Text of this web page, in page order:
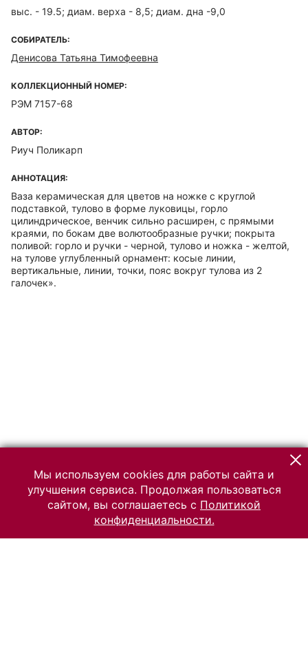
выс. - 19.5; диам. верха - 8,5; диам. дна -9,0
СОБИРАТЕЛЬ:
Денисова Татьяна Тимофеевна
КОЛЛЕКЦИОННЫЙ НОМЕР:
РЭМ 7157-68
АВТОР:
Риуч Поликарп
АННОТАЦИЯ:
Ваза керамическая для цветов на ножке с круглой
подставкой, тулово в форме луковицы, горло
цилиндрическое, венчик сильно расширен, с прямыми
краями, по бокам две волютообразные ручки; покрыта
поливой: горло и ручки - черной, тулово и ножка - желтой,
на тулове углубленный орнамент: косые линии,
вертикальные, линии, точки, пояс вокруг тулова из 2
галочек».
Мы используем cookies для работы сайта и
улучшения сервиса. Продолжая пользоваться
сайтом, вы соглашаетесь с Политикой
конфиденциальности.